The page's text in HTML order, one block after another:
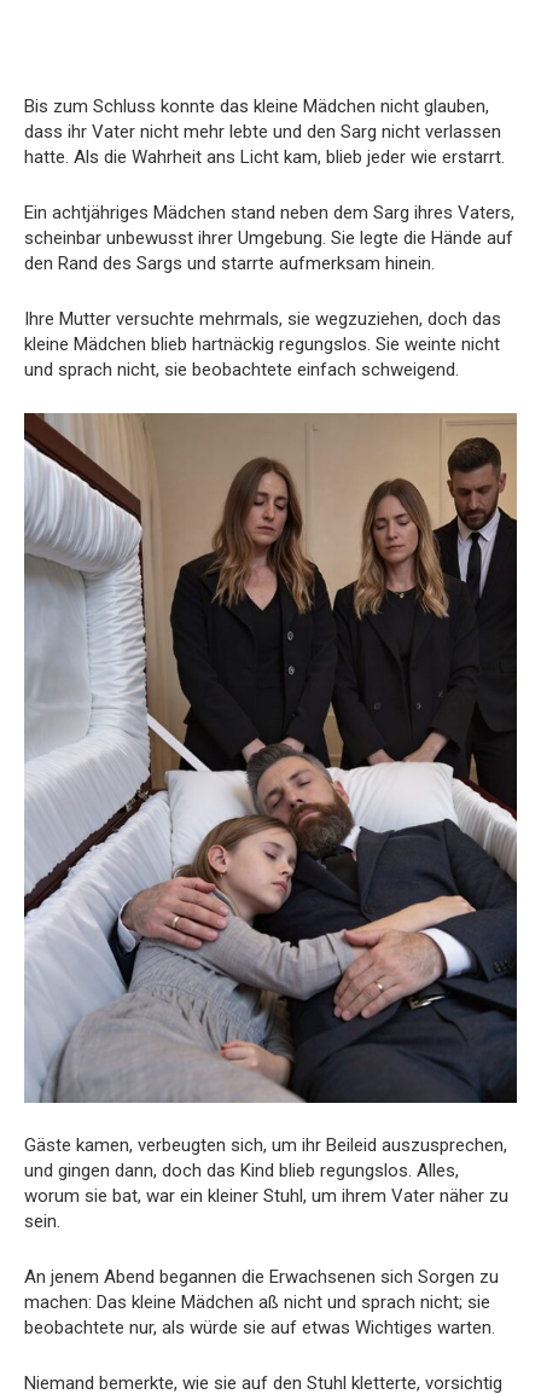
Bis zum Schluss konnte das kleine Mädchen nicht glauben,
dass ihr Vater nicht mehr lebte und den Sarg nicht verlassen
hatte. Als die Wahrheit ans Licht kam, blieb jeder wie erstarrt.
Ein achtjähriges Mädchen stand neben dem Sarg ihres Vaters,
scheinbar unbewusst ihrer Umgebung. Sie legte die Hände auf
den Rand des Sargs und starrte aufmerksam hinein.
Ihre Mutter versuchte mehrmals, sie wegzuziehen, doch das
kleine Mädchen blieb hartnäckig regungslos. Sie weinte nicht
und sprach nicht, sie beobachtete einfach schweigend.
Gäste kamen, verbeugten sich, um ihr Beileid auszusprechen,
und gingen dann, doch das Kind blieb regungslos. Alles,
worum sie bat, war ein kleiner Stuhl, um ihrem Vater näher zu
sein.
An jenem Abend begannen die Erwachsenen sich Sorgen zu
machen: Das kleine Mädchen aß nicht und sprach nicht; sie
beobachtete nur, als würde sie auf etwas Wichtiges warten.
Niemand bemerkte, wie sie auf den Stuhl kletterte, vorsichtig